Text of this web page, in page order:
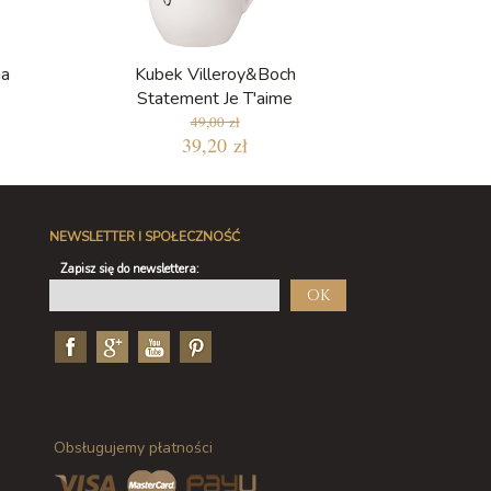
Kubek Villeroy&Boch
Statement Je T'aime
49,00 zł
39,20 zł
NEWSLETTER I SPOŁECZNOŚĆ
Zapisz się do newslettera:
OK
Obsługujemy płatności